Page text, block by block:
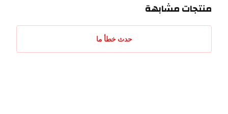
منتجات مشابهة
حدث خطأ ما